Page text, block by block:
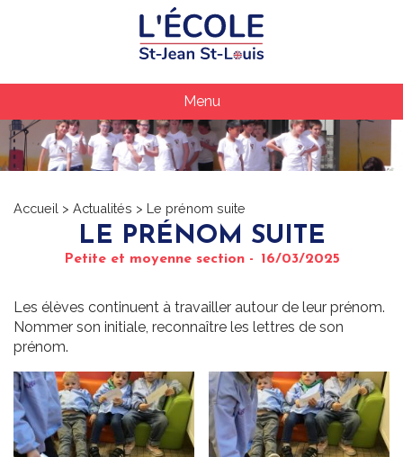
Aller
au
contenu
principal
Menu
Accueil Actualités Le prénom suite
LE PRÉNOM SUITE
Petite et moyenne section 16/03/2025
Les élèves continuent à travailler autour de leur prénom.
Nommer son initiale, reconnaître les lettres de son
prénom.